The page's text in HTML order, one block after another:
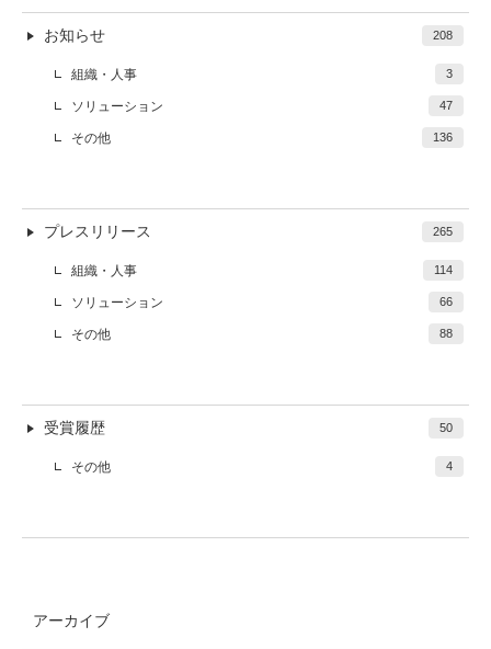
お知らせ 208
組織・人事 3
ソリューション 47
その他 136
プレスリリース 265
組織・人事 114
ソリューション 66
その他 88
受賞履歴 50
その他 4
アーカイブ